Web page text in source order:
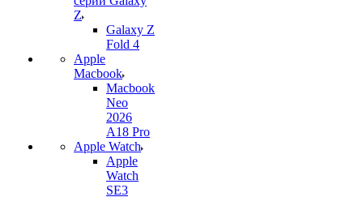
Z
Galaxy Z
Fold 4
Apple
Macbook
Macbook
Neo
2026
A18 Pro
Apple Watch
Apple
Watch
SE3